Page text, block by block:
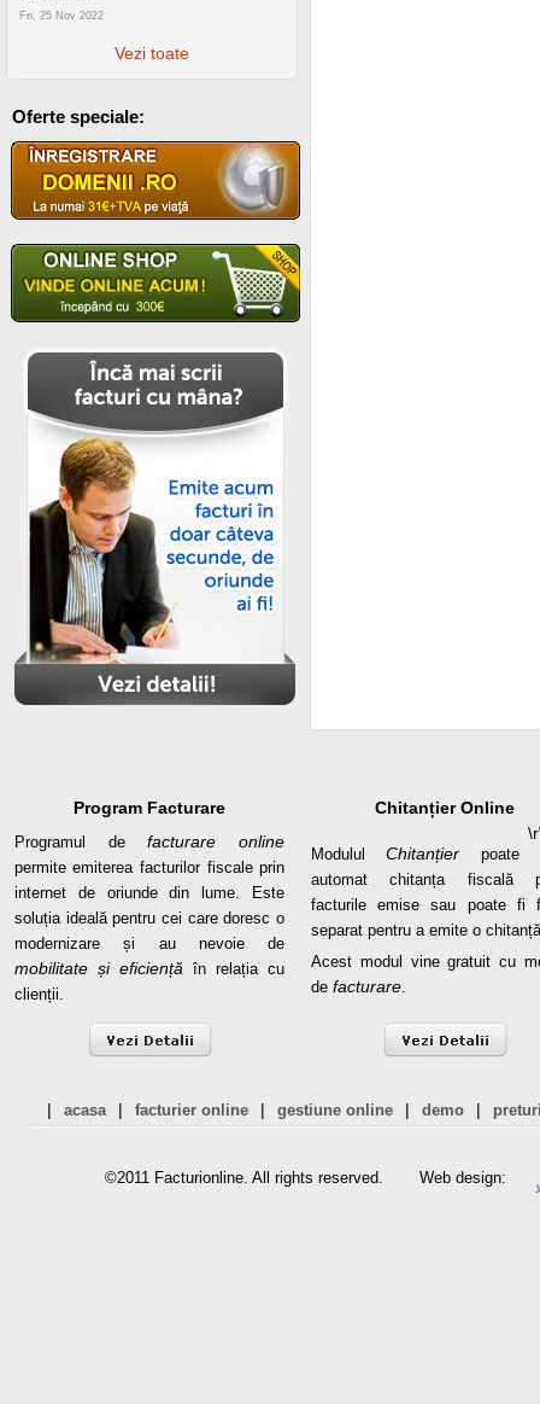
Fri, 25 Nov 2022
Vezi toate
Oferte speciale:
Program Facturare Chitanțier Online
Programul defacturare online
permite emiterea facturilor fiscale prin
internet de oriunde din lume. Este
soluția ideală pentru cei care doresc o
modernizare și au nevoie de
mobilitate și eficiențăîn relația cu
clienții.
ModululChitanțier poate
automat chitanța fiscală
facturile emise sau poate fi
separat pentru a emite o
Acest modul vine gratuit cu
de facturare.
| acasa | facturier online | gestiune online | demo |
©2011 Facturionline. All rights reserved. Web design: